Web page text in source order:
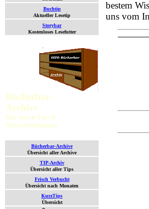
Buchtip
Aktueller Lesetip
Storybar
Kostenloses Lesefutter
Bücherbar-
Archive
Das waren Tips &
Neuerscheinungen
Bücherbar-Archive
Übersicht aller Archive
TIP-Archiv
Übersicht aller Tips
Frisch Verbucht
Übersicht nach Monaten
KurzTips
Übersicht
bestem
uns vom